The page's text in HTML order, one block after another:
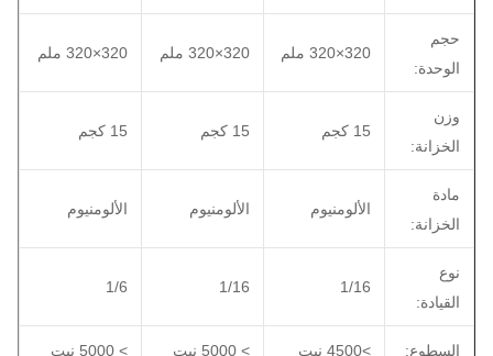
حجم
الوحدة:
320×320 ملم 320×320 ملم 320×320 ملم
وزن
الخزانة:
15 كجم 15 كجم 15 كجم
مادة
الخزانة:
الألومنيوم الألومنيوم الألومنيوم
نوع
القيادة:
1/16
1/16
1/6
السطوع: >4500 نيت > 5000 نيت > 5000 نيت